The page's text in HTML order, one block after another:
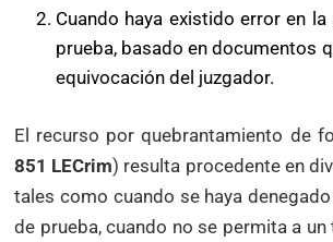
Cuando haya existido error en
prueba, basado en documentos
equivocación del juzgador.
El recurso por quebrantamiento de
851 LECrim) resulta procedente en
tales como cuando se haya
de prueba, cuando no se permita a